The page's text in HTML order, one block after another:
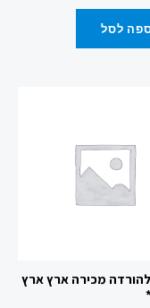
לסל
להורדה מכירה ארץ ארץ